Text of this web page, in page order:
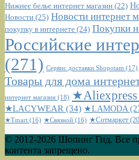
Нижнее белье интернет магазин (22)
Новости (25) Новости интернет
покупку в интернете (24) Покупки
Российские
(271) Сервис доставки Shopotam (17)
Товары для дома
интернет магазин (18) ★Aliexpress
★LACYWEAR (34) ★LAMODA
★Tmart (16) ★Связной (16) ★Сотмаркет
© 2012-2026 Шопинг Гид. Все
контента запрещено.